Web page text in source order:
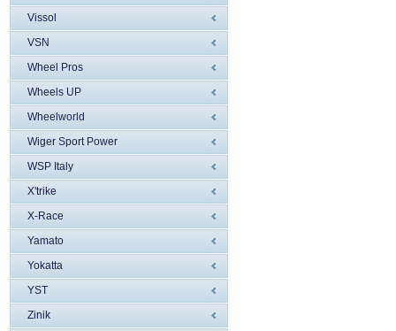
Vissol
VSN
Wheel Pros
Wheels UP
Wheelworld
Wiger Sport Power
WSP Italy
X'trike
X-Race
Yamato
Yokatta
YST
Zinik